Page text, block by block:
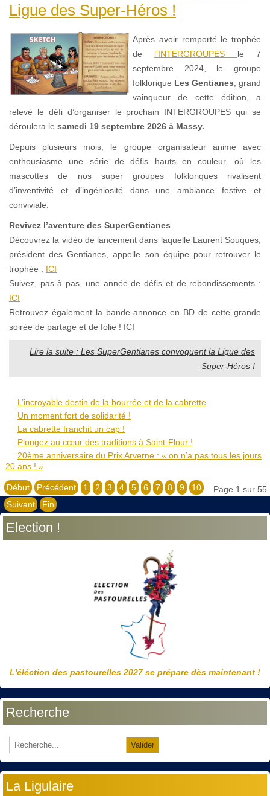
Ligue des Super-Héros !
Après avoir remporté le trophée
de l’INTERGROUPES le 7
septembre 2024, le groupe
folklorique Les Gentianes , grand
vainqueur de cette édition, a
relevé le défi d’organiser le prochain INTERGROUPES qui se
déroulera le samedi 19 septembre 2026 à Massy.
Depuis plusieurs mois, le groupe organisateur anime avec
enthousiasme une série de défis hauts en couleur, où les
mascottes de nos super groupes folkloriques rivalisent
d’inventivité et d’ingéniosité dans une ambiance festive et
conviviale.
Revivez l’aventure des SuperGentianes
Découvrez la vidéo de lancement dans laquelle Laurent Souques,
président des Gentianes, appelle son équipe pour retrouver le
trophée : ICI
Suivez, pas à pas, une année de défis et de rebondissements :
ICI
Retrouvez également la bande-annonce en BD de cette grande
soirée de partage et de folie ! ICI
Lire la suite : Les SuperGentianes convoquent la Ligue des
Super-Héros !
L’incroyable destin de la bourrée et de la cabrette
Un moment fort de solidarité !
La cabrette franchit un cap !
Plongez au cœur des traditions à Saint-Flour !
20ème anniversaire du Prix Arverne : « on n’a pas tous les jours
20 ans ! »
Page 1 sur 55
Début Précédent 1 2 3 4 5 6 7 8 9
10
Suivant
Fin
Election !
L'éléction des pastourelles 2027 se prépare dès maintenant !
Recherche
Valider
La Ligulaire